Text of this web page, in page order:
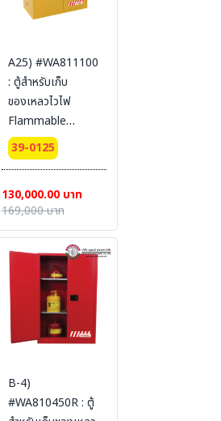
A25) #WA811100
: ตู้สำหรับเก็บ
ของเหลวไวไฟ
Flammable
Cabinets 415 L 2
door (manual)
Ext dimension
165x150x86
SYSBEL (ไม่รวม
สายดิน)
39-0125
130,000.00 บาท
169,000 บาท
B-4)
#WA810450R : ตู้